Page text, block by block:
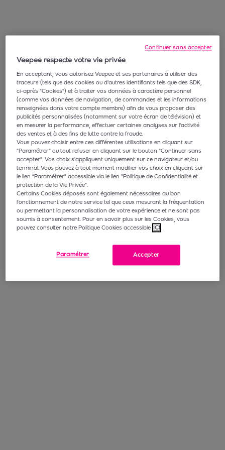
Veepee respecte votre vie privée
En acceptant, vous autorisez Veepee et ses partenaires à utiliser des
traceurs (tels que des cookies ou d'autres identifiants tels que des SDK,
ci-après "Cookies") et à traiter vos données à caractère personnel
(comme vos données de navigation, de commandes et les informations
renseignées dans votre compte membre) afin de vous proposer des
publicités personnalisées (notamment sur votre écran de télévision) et
en mesurer la performance, effectuer certaines analyses sur l'activité
des ventes et à des fins de lutte contre la fraude.
Vous pouvez choisir entre ces différentes utilisations en cliquant sur
"Paramétrer" ou tout refuser en cliquant sur le bouton "Continuer sans
accepter". Vos choix s'appliquent uniquement sur ce navigateur et/ou
terminal. Vous pouvez à tout moment modifier vos choix en cliquant sur
le lien “Paramétrer” accessible via le lien "Politique de Confidentialité et
protection de la Vie Privée".
Certains Cookies déposés sont également nécessaires au bon
fonctionnement de notre service tel que ceux mesurant la fréquentation
ou permettant la personnalisation de votre expérience et ne sont pas
soumis à consentement. Pour en savoir plus sur les Cookies, vous
pouvez consulter notre Politique Cookies accessible ICI
Accepter
Paramétrer
Continuer sans accepter